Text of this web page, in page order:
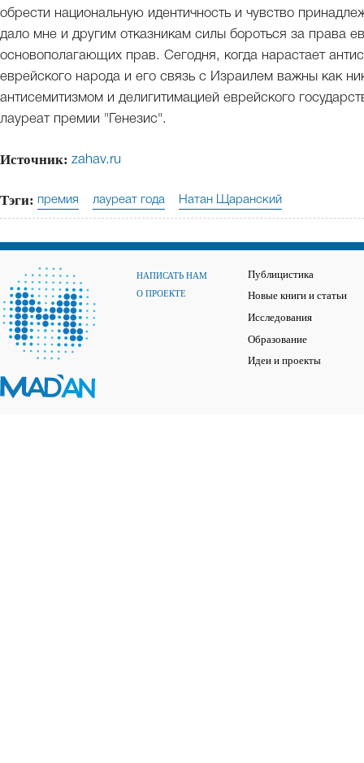
обрести национальную идентичность и чувство
дало мне и другим отказникам силы бороться за права
основополагающих прав. Сегодня, когда нарастает
еврейского народа и его связь с Израилем важны как
антисемитизмом и делигитимацией еврейского
лауреат премии "Генезис".
Источник: zahav.ru
Тэги: премия лауреат года Натан Щаранский
НАПИСАТЬ НАМ
О ПРОЕКТЕ
Публицистика
Новые книги и статьи
Исследования
Образование
Идеи и проекты